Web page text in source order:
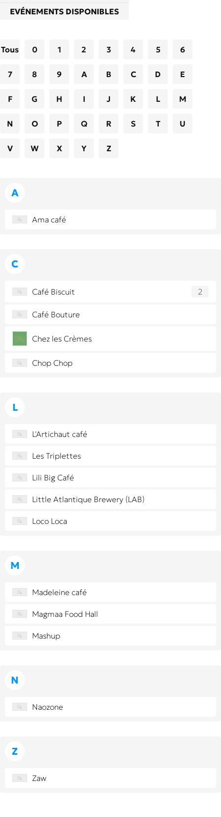
EVÉNEMENTS DISPONIBLES
Tous 0 1 2 3 4 5 6
7 8 9 A B C D E
F G H I J K L M
N O P Q R S T U
V W X Y Z
A
Ama café
C
Café Biscuit 2
Café Bouture
Chez les Crèmes
Chop Chop
L
L'Artichaut café
Les Triplettes
Lili Big Café
Little Atlantique Brewery (LAB)
Loco Loca
M
Madeleine café
Magmaa Food Hall
Mashup
N
Naozone
Z
Zaw